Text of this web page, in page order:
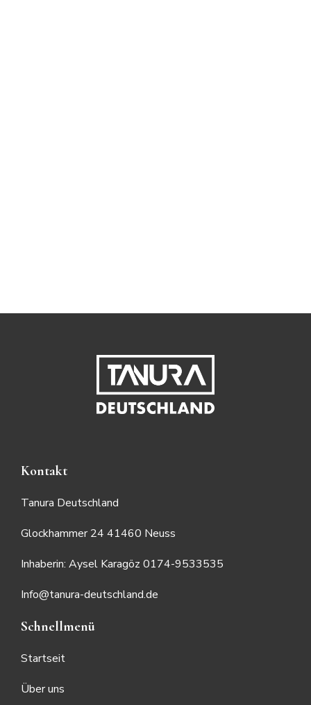
Kontakt
Tanura Deutschland
Glockhammer 24 41460 Neuss
Inhaberin: Aysel Karagöz 0174-9533535
Info@tanura-deutschland.de
Schnellmenü
Startseit
Über uns